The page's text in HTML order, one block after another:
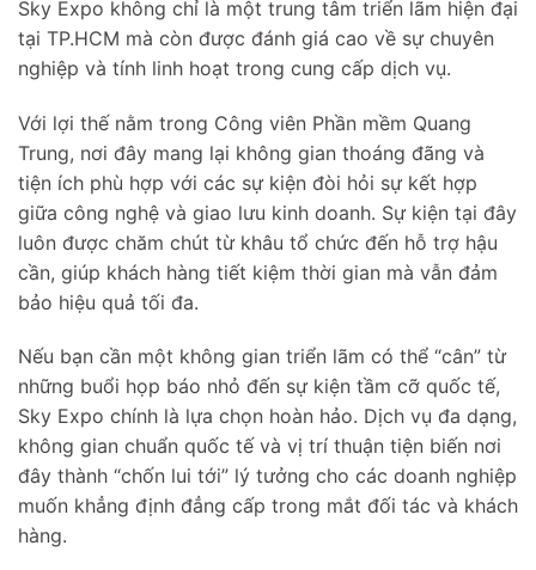
Sky Expo không chỉ là một trung tâm triển lãm hiện đại
tại TP.HCM mà còn được đánh giá cao về sự chuyên
nghiệp và tính linh hoạt trong cung cấp dịch vụ.
Với lợi thế nằm trong Công viên Phần mềm Quang
Trung, nơi đây mang lại không gian thoáng đãng và
tiện ích phù hợp với các sự kiện đòi hỏi sự kết hợp
giữa công nghệ và giao lưu kinh doanh. Sự kiện tại đây
luôn được chăm chút từ khâu tổ chức đến hỗ trợ hậu
cần, giúp khách hàng tiết kiệm thời gian mà vẫn đảm
bảo hiệu quả tối đa.
Nếu bạn cần một không gian triển lãm có thể “cân” từ
những buổi họp báo nhỏ đến sự kiện tầm cỡ quốc tế,
Sky Expo chính là lựa chọn hoàn hảo. Dịch vụ đa dạng,
không gian chuẩn quốc tế và vị trí thuận tiện biến nơi
đây thành “chốn lui tới” lý tưởng cho các doanh nghiệp
muốn khẳng định đẳng cấp trong mắt đối tác và khách
hàng.